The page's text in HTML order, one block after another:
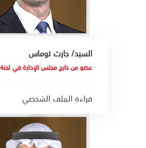
السيد/ جارث توماس
عضو من خارج مجلس الإدارة في
قراءة الملف الشخصي